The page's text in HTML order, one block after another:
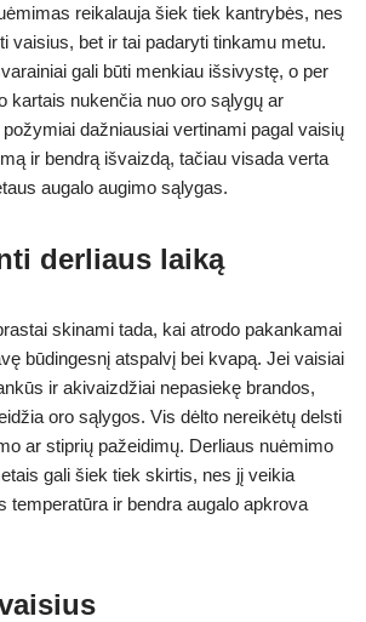
reikalauja šiek tiek kantrybės, nes
vaisius, bet ir tai padaryti tinkamu metu.
gali būti menkiau išsivystę, o per
kartais nukenčia nuo oro sąlygų ar
dažniausiai vertinami pagal vaisių
ir bendrą išvaizdą, tačiau visada verta
augalo augimo sąlygas.
derliaus laiką
skinami tada, kai atrodo pakankamai
būdingesnį atspalvį bei kvapą. Jei vaisiai
ir akivaizdžiai nepasiekę brandos,
oro sąlygos. Vis dėlto nereikėtų delsti
ar stiprių pažeidimų. Derliaus nuėmimo
gali šiek tiek skirtis, nes jį veikia
temperatūra ir bendra augalo apkrova